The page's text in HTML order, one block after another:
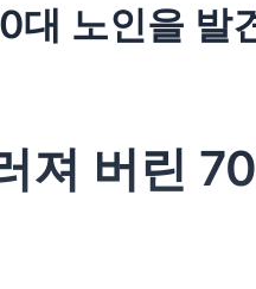
대 노인을 발
져 버린